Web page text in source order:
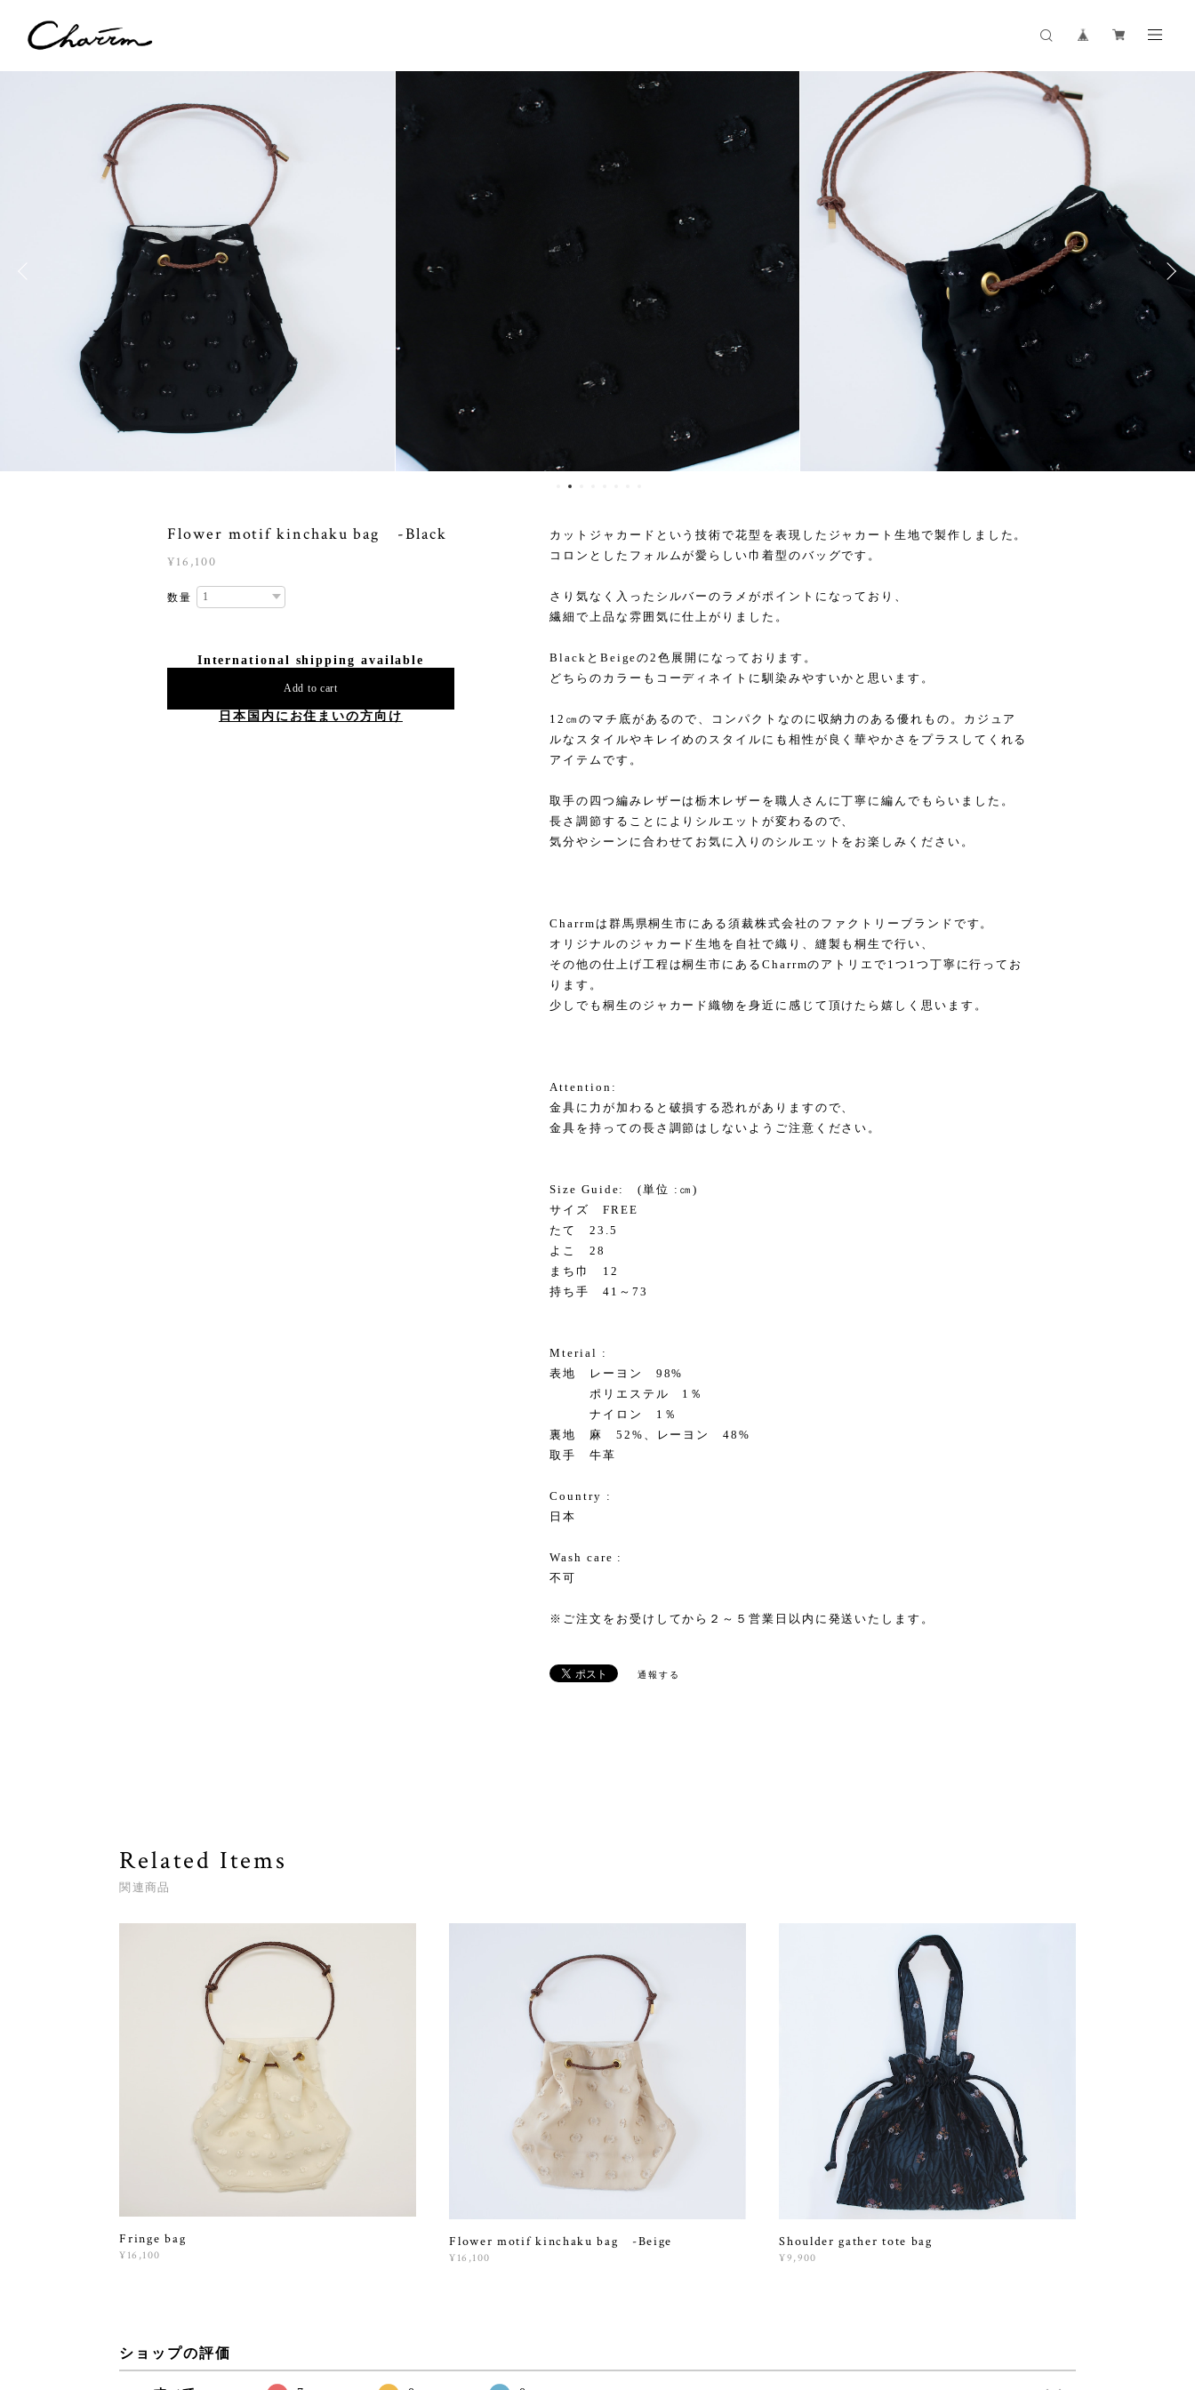
Flower motif kinchaku bag -Black
¥16,100
数量
International shipping available
Add to cart
日本国内にお住まいの方向け
カットジャカードという技術で花型を表現したジャカート生地で製作しました。
コロンとしたフォルムが愛らしい巾着型のバッグです。
さり気なく入ったシルバーのラメがポイントになっており、
繊細で上品な雰囲気に仕上がりました。
BlackとBeigeの2色展開になっております。
どちらのカラーもコーディネイトに馴染みやすいかと思います。
12㎝のマチ底があるので、コンパクトなのに収納力のある優れもの。カジュア
ルなスタイルやキレイめのスタイルにも相性が良く華やかさをプラスしてくれる
アイテムです。
取手の四つ編みレザーは栃木レザーを職人さんに丁寧に編んでもらいました。
長さ調節することによりシルエットが変わるので、
気分やシーンに合わせてお気に入りのシルエットをお楽しみください。
Charrmは群馬県桐生市にある須裁株式会社のファクトリーブランドです。
オリジナルのジャカード生地を自社で織り、縫製も桐生で行い、
その他の仕上げ工程は桐生市にあるCharrmのアトリエで1つ1つ丁寧に行ってお
ります。
少しでも桐生のジャカード織物を身近に感じて頂けたら嬉しく思います。
Attention:
金具に力が加わると破損する恐れがありますので、
金具を持っての長さ調節はしないようご注意ください。
Size Guide: (単位 :㎝)
サイズ FREE
たて 23.5
よこ 28
まち巾 12
持ち手 41～73
Mterial :
表地 レーヨン 98%
ポリエステル 1％
ナイロン 1％
裏地 麻 52%、レーヨン 48%
取手 牛革
Country :
日本
Wash care :
不可
※ご注文をお受けしてから２～５営業日以内に発送いたします。
通報する
Related Items
関連商品
Fringe bag
¥16,100
Flower motif kinchaku bag -Beige
¥16,100
Shoulder gather tote bag
¥9,900
ショップの評価